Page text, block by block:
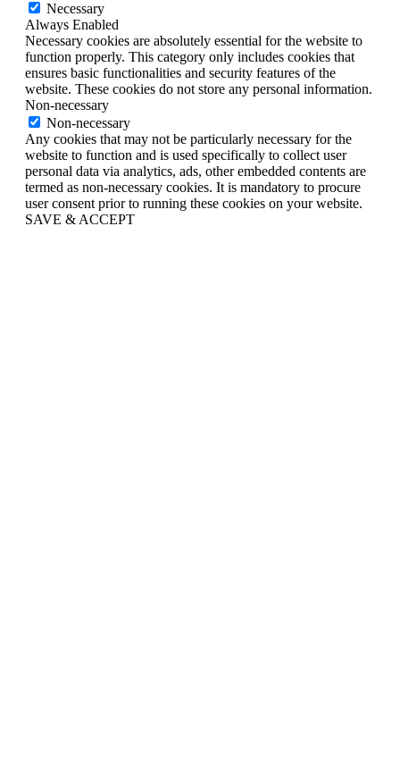
Necessary
Always Enabled
Necessary cookies are absolutely essential for the website to
function properly. This category only includes cookies that
ensures basic functionalities and security features of the
website. These cookies do not store any personal information.
Non-necessary
Non-necessary
Any cookies that may not be particularly necessary for the
website to function and is used specifically to collect user
personal data via analytics, ads, other embedded contents are
termed as non-necessary cookies. It is mandatory to procure
user consent prior to running these cookies on your website.
SAVE & ACCEPT